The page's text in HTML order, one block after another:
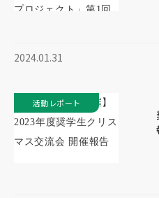
2024.01.31
活動レポート